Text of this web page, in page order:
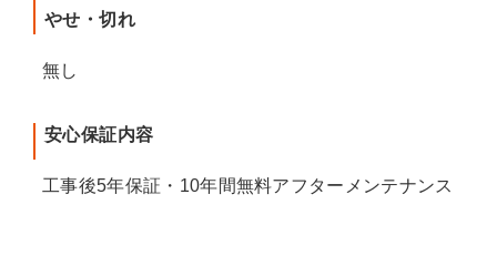
やせ・切れ
無し
安心保証内容
工事後5年保証・10年間無料アフターメンテナンス